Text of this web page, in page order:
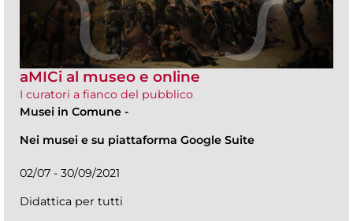
aMICi al museo e online
I curatori a fianco del pubblico
Musei in Comune -
Nei musei e su piattaforma Google Suite
02/07 - 30/09/2021
Didattica per tutti